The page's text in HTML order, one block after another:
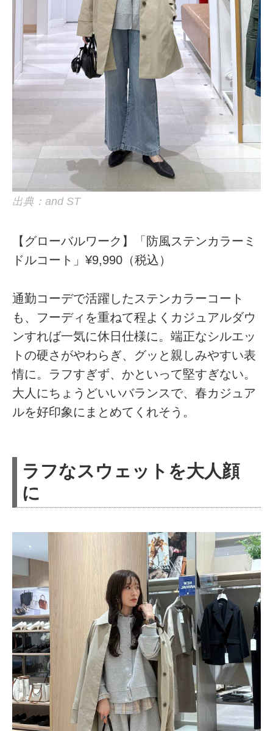
出典：and ST
【グローバルワーク】「防風ステンカラーミ
ドルコート」¥9,990（税込）
通勤コーデで活躍したステンカラーコート
も、フーディを重ねて程よくカジュアルダウ
ンすれば一気に休日仕様に。端正なシルエッ
トの硬さがやわらぎ、グッと親しみやすい表
情に。ラフすぎず、かといって堅すぎない。
大人にちょうどいいバランスで、春カジュア
ルを好印象にまとめてくれそう。
ラフなスウェットを大人顔
に